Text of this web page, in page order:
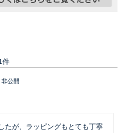
非公開
たが、ラッピングもとても丁寧